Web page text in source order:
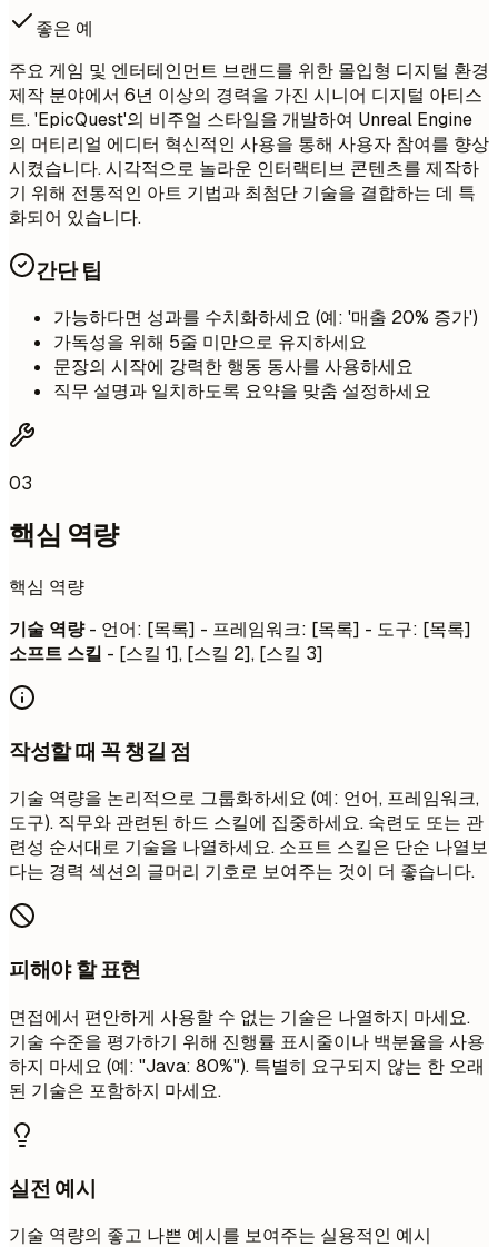
좋은 예
주요 게임 및 엔터테인먼트 브랜드를 위한 몰입형 디지털 환경
제작 분야에서 6년 이상의 경력을 가진 시니어 디지털 아티스
트. 'EpicQuest'의 비주얼 스타일을 개발하여 Unreal Engine
의 머티리얼 에디터 혁신적인 사용을 통해 사용자 참여를 향상
시켰습니다. 시각적으로 놀라운 인터랙티브 콘텐츠를 제작하
기 위해 전통적인 아트 기법과 최첨단 기술을 결합하는 데 특
화되어 있습니다.
간단 팁
가능하다면 성과를 수치화하세요 (예: '매출 20% 증가')
가독성을 위해 5줄 미만으로 유지하세요
문장의 시작에 강력한 행동 동사를 사용하세요
직무 설명과 일치하도록 요약을 맞춤 설정하세요
03
핵심 역량
핵심 역량
기술 역량- 언어: [목록] - 프레임워크: [목록] - 도구: [목록]
소프트 스킬 - [스킬 1], [스킬 2], [스킬 3]
작성할 때 꼭 챙길 점
기술 역량을 논리적으로 그룹화하세요 (예: 언어, 프레임워크,
도구). 직무와 관련된 하드 스킬에 집중하세요. 숙련도 또는 관
련성 순서대로 기술을 나열하세요. 소프트 스킬은 단순 나열보
다는 경력 섹션의 글머리 기호로 보여주는 것이 더 좋습니다.
피해야 할 표현
면접에서 편안하게 사용할 수 없는 기술은 나열하지 마세요.
기술 수준을 평가하기 위해 진행률 표시줄이나 백분율을 사용
하지 마세요 (예: "Java: 80%"). 특별히 요구되지 않는 한 오래
된 기술은 포함하지 마세요.
실전 예시
기술 역량의 좋고 나쁜 예시를 보여주는 실용적인 예시